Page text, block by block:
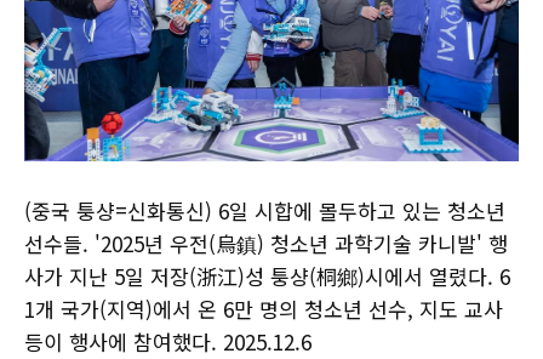
(중국 퉁샹=신화통신) 6일 시합에 몰두하고 있는 청소년
선수들. '2025년 우전(烏鎮) 청소년 과학기술 카니발' 행
사가 지난 5일 저장(浙江)성 퉁샹(桐鄉)시에서 열렸다. 6
1개 국가(지역)에서 온 6만 명의 청소년 선수, 지도 교사
등이 행사에 참여했다. 2025.12.6